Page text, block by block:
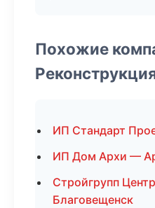
Похожие
ИП Стандарт
ИП Дом Архи —
Стройгрупп
Благовещенск